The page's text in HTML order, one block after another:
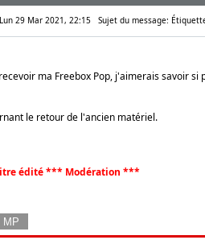
29 Mar 2021, 22:15 Sujet du message:
ma Freebox Pop, j'aimerais savoir
le retour de l'ancien matériel.
édité *** Modération ***